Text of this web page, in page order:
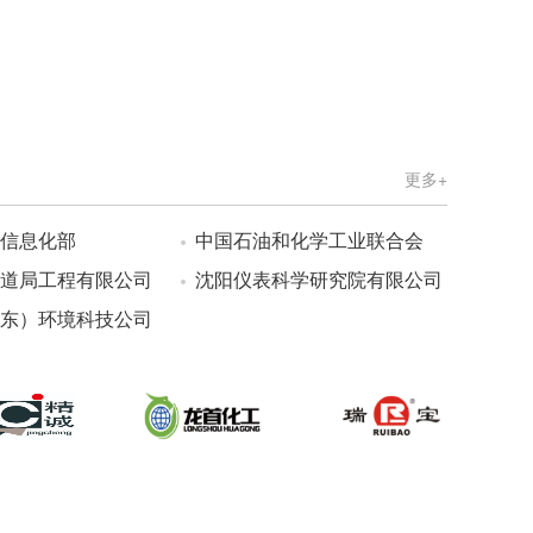
更多+
息化部
中国石油和化学工业联合会
局工程有限公司
沈阳仪表科学研究院有限公司
）环境科技公司